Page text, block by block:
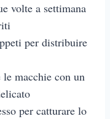
volte a settimana
per distribuire
macchie con un
per catturare lo